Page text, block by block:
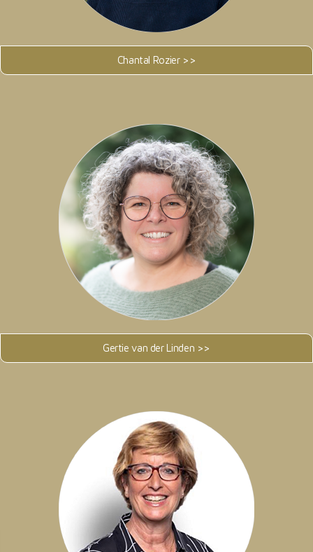
Chantal Rozier >>
Gertie van der Linden >>